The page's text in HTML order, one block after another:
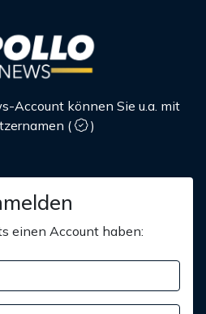
Account können Sie u.a. mit
(
)
einen Account haben: